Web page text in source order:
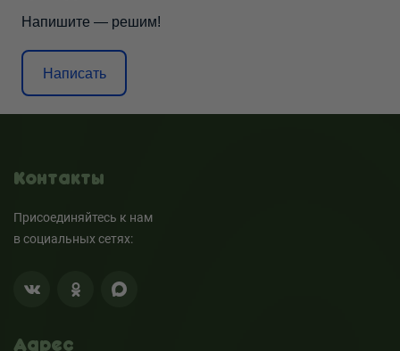
Напишите — решим!
Написать
Контакты
Присоединяйтесь к нам
в социальных сетях:
Адрес